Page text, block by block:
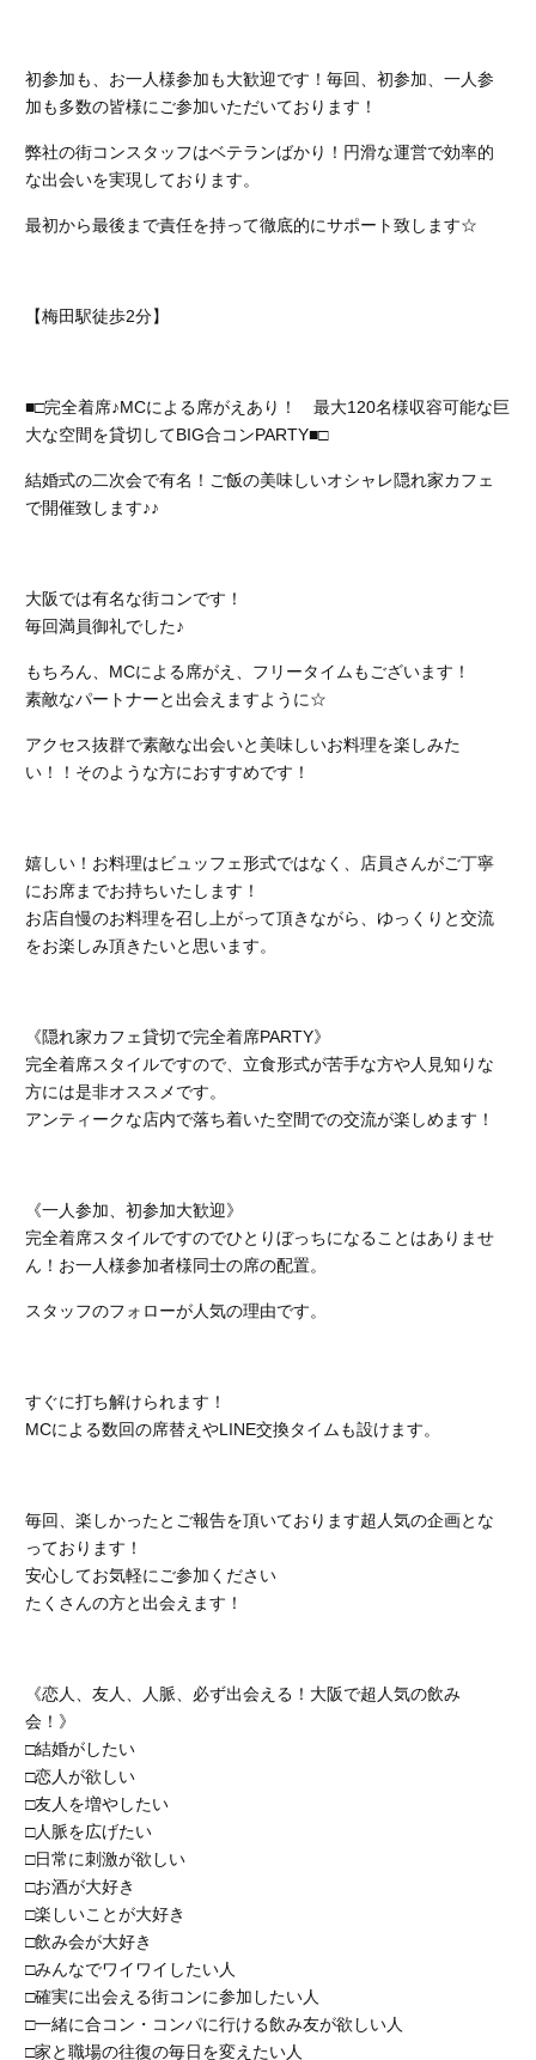
初参加も、お一人様参加も大歓迎です！毎回、初参加、一人参
加も多数の皆様にご参加いただいております！
弊社の街コンスタッフはベテランばかり！円滑な運営で効率的
な出会いを実現しております。
最初から最後まで責任を持って徹底的にサポート致します☆
【梅田駅徒歩2分】
■□完全着席♪MCによる席がえあり！ 最大120名様収容可能な巨
大な空間を貸切してBIG合コンPARTY■□
結婚式の二次会で有名！ご飯の美味しいオシャレ隠れ家カフェ
で開催致します♪♪
大阪では有名な街コンです！
毎回満員御礼でした♪
もちろん、MCによる席がえ、フリータイムもございます！
素敵なパートナーと出会えますように☆
アクセス抜群で素敵な出会いと美味しいお料理を楽しみた
い！！そのような方におすすめです！
嬉しい！お料理はビュッフェ形式ではなく、店員さんがご丁寧
にお席までお持ちいたします！
お店自慢のお料理を召し上がって頂きながら、ゆっくりと交流
をお楽しみ頂きたいと思います。
《隠れ家カフェ貸切で完全着席PARTY》
完全着席スタイルですので、立食形式が苦手な方や人見知りな
方には是非オススメです。
アンティークな店内で落ち着いた空間での交流が楽しめます！
《一人参加、初参加大歓迎》
完全着席スタイルですのでひとりぼっちになることはありませ
ん！お一人様参加者様同士の席の配置。
スタッフのフォローが人気の理由です。
すぐに打ち解けられます！
MCによる数回の席替えやLINE交換タイムも設けます。
毎回、楽しかったとご報告を頂いております超人気の企画とな
っております！
安心してお気軽にご参加ください
たくさんの方と出会えます！
《恋人、友人、人脈、必ず出会える！大阪で超人気の飲み
会！》
□結婚がしたい
□恋人が欲しい
□友人を増やしたい
□人脈を広げたい
□日常に刺激が欲しい
□お酒が大好き
□楽しいことが大好き
□飲み会が大好き
□みんなでワイワイしたい人
□確実に出会える街コンに参加したい人
□一緒に合コン・コンパに行ける飲み友が欲しい人
□家と職場の往復の毎日を変えたい人